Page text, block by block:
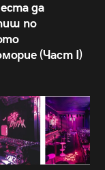
да
по
(Част I)